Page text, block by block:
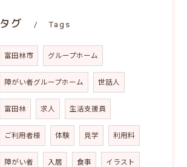
タグ Tags
富田林市 グループホーム
障がい者グループホーム 世話人
富田林 求人 生活支援員
ご利用者様 体験 見学 利用料
障がい者 入居 食事 イラスト